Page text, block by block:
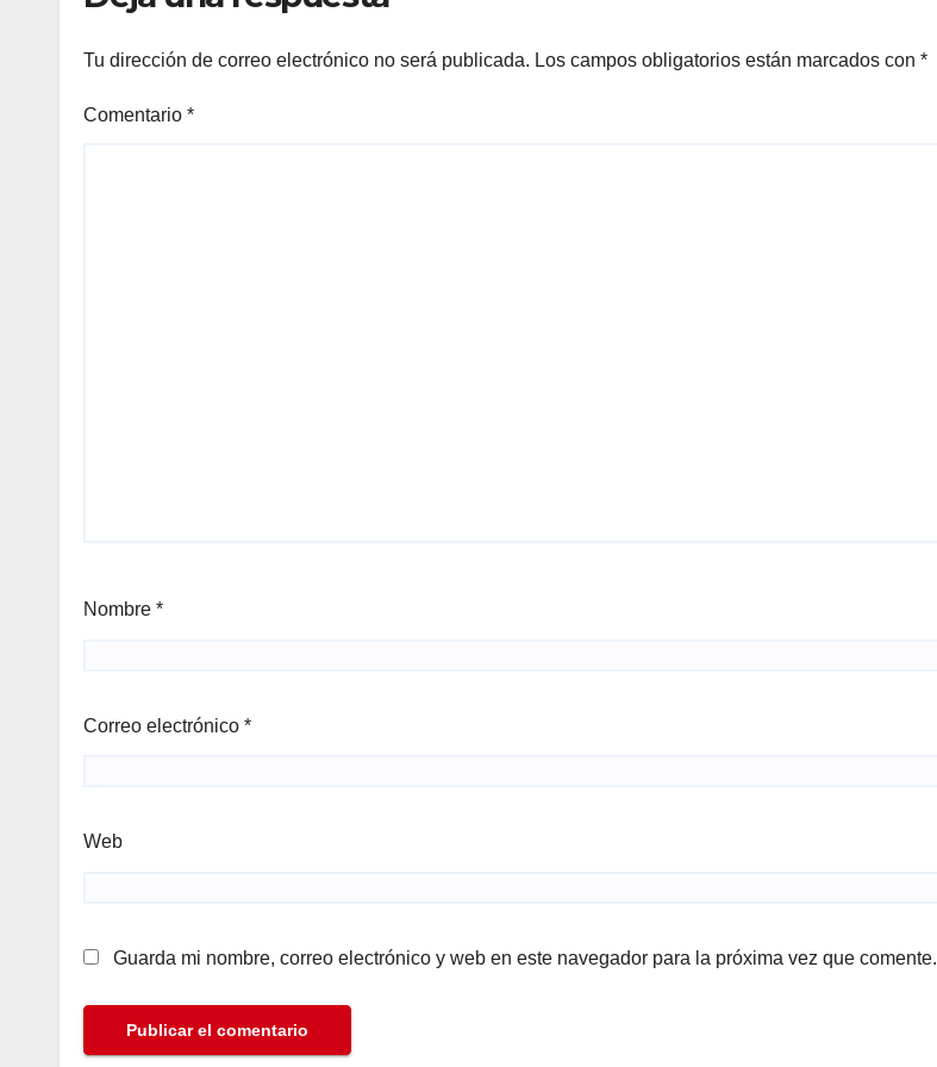
Tu dirección de correo electrónico no será publicada. Los campos obligatorios están marcados con *
Comentario *
Nombre *
Correo electrónico *
Web
Guarda mi nombre, correo electrónico y web en este navegador para la próxima vez que comente.